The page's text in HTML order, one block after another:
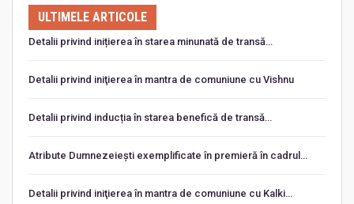
ULTIMELE ARTICOLE
Detalii privind inițierea în starea minunată de transă…
Detalii privind iniţierea în mantra de comuniune cu Vishnu
Detalii privind inducția în starea benefică de transă…
Atribute Dumnezeiești exemplificate în premieră în cadrul…
Detalii privind iniţierea în mantra de comuniune cu Kalki…